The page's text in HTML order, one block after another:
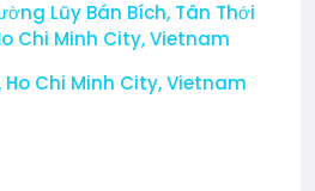
Lũy Bán Bích, Tân Thới
Chi Minh City, Vietnam
Ho Chi Minh City, Vietnam